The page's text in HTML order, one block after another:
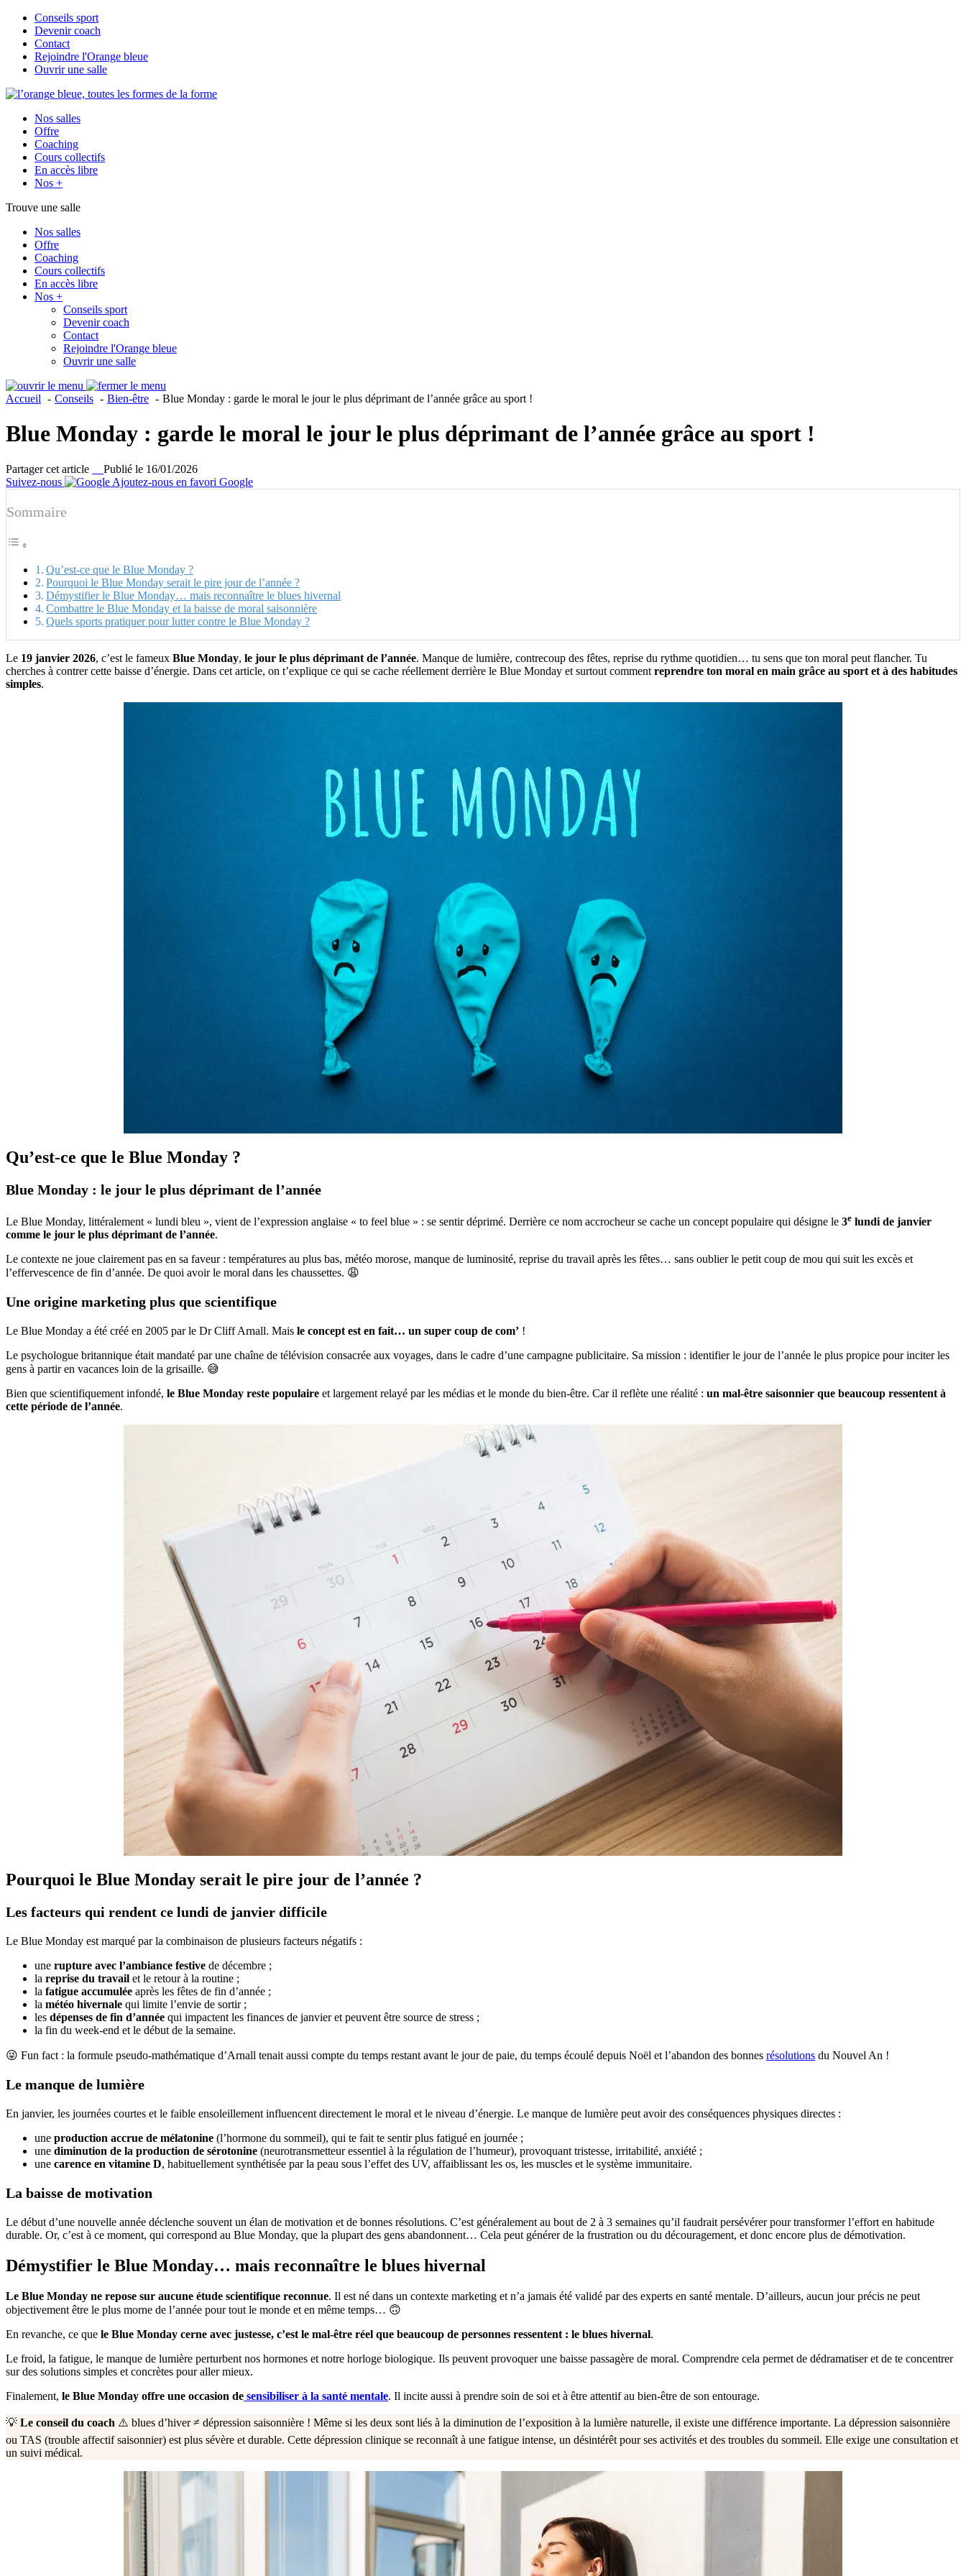
Conseils sport
Devenir coach
Contact
Rejoindre l'Orange bleue
Ouvrir une salle
Nos salles
Offre
Coaching
Cours collectifs
En accès libre
Nos +
Trouve une salle
Nos salles
Offre
Coaching
Cours collectifs
En accès libre
Nos +
Conseils sport
Devenir coach
Contact
Rejoindre l'Orange bleue
Ouvrir une salle
Accueil Conseils Bien-être Blue Monday : garde le moral le jour le plus déprimant de l’année grâce au sport !
Blue Monday : garde le moral le jour le plus déprimant de l’année grâce au sport !
Partager cet article
Publié le 16/01/2026
Suivez-nous
Ajoutez-nous en favori Google
Sommaire
Qu’est-ce que le Blue Monday ?
Pourquoi le Blue Monday serait le pire jour de l’année ?
Démystifier le Blue Monday… mais reconnaître le blues hivernal
Combattre le Blue Monday et la baisse de moral saisonnière
Quels sports pratiquer pour lutter contre le Blue Monday ?
Le 19 janvier 2026, c’est le fameux Blue Monday, le jour le plus déprimant de l’année. Manque de lumière, contrecoup des fêtes, reprise du rythme quotidien… tu sens que ton moral peut flancher. Tu
cherches à contrer cette baisse d’énergie. Dans cet article, on t’explique ce qui se cache réellement derrière le Blue Monday et surtout comment reprendre ton moral en main grâce au sport et à des habitudes
simples.
Qu’est-ce que le Blue Monday ?
Blue Monday : le jour le plus déprimant de l’année
Le Blue Monday, littéralement « lundi bleu », vient de l’expression anglaise « to feel blue » : se sentir déprimé. Derrière ce nom accrocheur se cache un concept populaire qui désigne le 3e lundi de janvier
comme le jour le plus déprimant de l’année.
Le contexte ne joue clairement pas en sa faveur : températures au plus bas, météo morose, manque de luminosité, reprise du travail après les fêtes… sans oublier le petit coup de mou qui suit les excès et
l’effervescence de fin d’année. De quoi avoir le moral dans les chaussettes. 😩
Une origine marketing plus que scientifique
Le Blue Monday a été créé en 2005 par le Dr Cliff Arnall. Mais le concept est en fait… un super coup de com’ !
Le psychologue britannique était mandaté par une chaîne de télévision consacrée aux voyages, dans le cadre d’une campagne publicitaire. Sa mission : identifier le jour de l’année le plus propice pour inciter les
gens à partir en vacances loin de la grisaille. 😅
Bien que scientifiquement infondé, le Blue Monday reste populaire et largement relayé par les médias et le monde du bien-être. Car il reflète une réalité : un mal-être saisonnier que beaucoup ressentent à
cette période de l’année.
Pourquoi le Blue Monday serait le pire jour de l’année ?
Les facteurs qui rendent ce lundi de janvier difficile
Le Blue Monday est marqué par la combinaison de plusieurs facteurs négatifs :
une rupture avec l’ambiance festive de décembre ;
la reprise du travail et le retour à la routine ;
la fatigue accumulée après les fêtes de fin d’année ;
la météo hivernale qui limite l’envie de sortir ;
les dépenses de fin d’année qui impactent les finances de janvier et peuvent être source de stress ;
la fin du week-end et le début de la semaine.
😜 Fun fact : la formule pseudo-mathématique d’Arnall tenait aussi compte du temps restant avant le jour de paie, du temps écoulé depuis Noël et l’abandon des bonnes résolutions du Nouvel An !
Le manque de lumière
En janvier, les journées courtes et le faible ensoleillement influencent directement le moral et le niveau d’énergie. Le manque de lumière peut avoir des conséquences physiques directes :
une production accrue de mélatonine (l’hormone du sommeil), qui te fait te sentir plus fatigué en journée ;
une diminution de la production de sérotonine (neurotransmetteur essentiel à la régulation de l’humeur), provoquant tristesse, irritabilité, anxiété ;
une carence en vitamine D, habituellement synthétisée par la peau sous l’effet des UV, affaiblissant les os, les muscles et le système immunitaire.
La baisse de motivation
Le début d’une nouvelle année déclenche souvent un élan de motivation et de bonnes résolutions. C’est généralement au bout de 2 à 3 semaines qu’il faudrait persévérer pour transformer l’effort en habitude
durable. Or, c’est à ce moment, qui correspond au Blue Monday, que la plupart des gens abandonnent… Cela peut générer de la frustration ou du découragement, et donc encore plus de démotivation.
Démystifier le Blue Monday… mais reconnaître le blues hivernal
Le Blue Monday ne repose sur aucune étude scientifique reconnue. Il est né dans un contexte marketing et n’a jamais été validé par des experts en santé mentale. D’ailleurs, aucun jour précis ne peut
objectivement être le plus morne de l’année pour tout le monde et en même temps… 🙃
En revanche, ce que le Blue Monday cerne avec justesse, c’est le mal-être réel que beaucoup de personnes ressentent : le blues hivernal.
Le froid, la fatigue, le manque de lumière perturbent nos hormones et notre horloge biologique. Ils peuvent provoquer une baisse passagère de moral. Comprendre cela permet de dédramatiser et de te concentrer
sur des solutions simples et concrètes pour aller mieux.
Finalement, le Blue Monday offre une occasion de sensibiliser à la santé mentale. Il incite aussi à prendre soin de soi et à être attentif au bien-être de son entourage.
💡 Le conseil du coach ⚠️ blues d’hiver ≠ dépression saisonnière ! Même si les deux sont liés à la diminution de l’exposition à la lumière naturelle, il existe une différence importante. La dépression saisonnière
ou TAS (trouble affectif saisonnier) est plus sévère et durable. Cette dépression clinique se reconnaît à une fatigue intense, un désintérêt pour ses activités et des troubles du sommeil. Elle exige une consultation et
un suivi médical.